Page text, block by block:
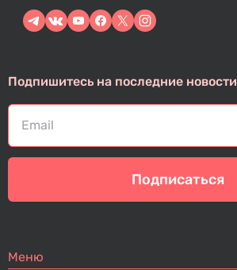
Подпишитесь на последние новости
Подписаться
Меню